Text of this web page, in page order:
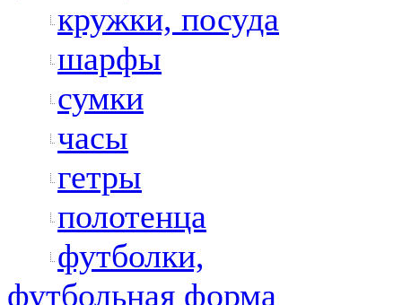
кружки, посуда
шарфы
сумки
часы
гетры
полотенца
футболки,
футбольная форма